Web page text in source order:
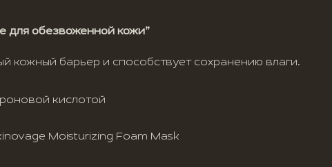
для обезвоженной кожи”
кожный барьер и способствует сохранению влаги.
кислотой
Moisturizing Foam Mask